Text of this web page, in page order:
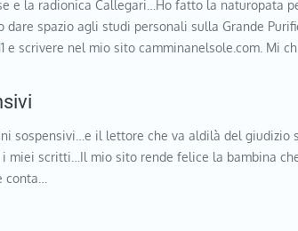
e la radionica Callegari…Ho fatto la naturopata
dare spazio agli studi personali sulla Grande
e scrivere nel mio sito camminanelsole.com. Mi
sospensivi…e il lettore che va aldilà del giudizio
i miei scritti…Il mio sito rende felice la bambina